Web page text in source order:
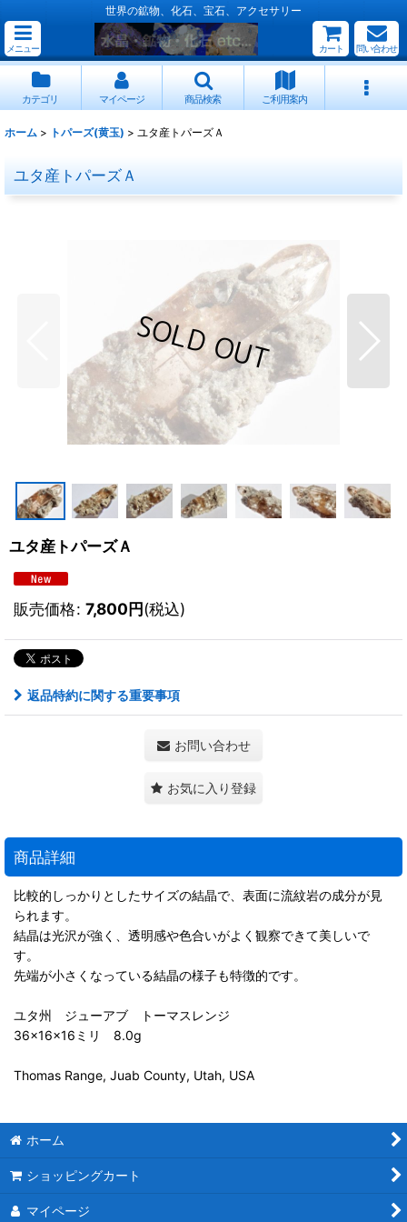
世界の鉱物、化石、宝石、アクセサリー
メニュー カート 問い合わせ
カテゴリ マイページ 商品検索 ご利用案内
ホーム > トパーズ(黄玉) > ユタ産トパーズＡ
ユタ産トパーズＡ
ユタ産トパーズＡ
販売価格: 7,800円(税込)
返品特約に関する重要事項
お問い合わせ
お気に入り登録
商品詳細
比較的しっかりとしたサイズの結晶で、表面に流紋岩の成分が見
られます。
結晶は光沢が強く、透明感や色合いがよく観察できて美しいで
す。
先端が小さくなっている結晶の様子も特徴的です。
ユタ州 ジューアブ トーマスレンジ
36×16×16ミリ 8.0g
Thomas Range, Juab County, Utah, USA
ホーム
ショッピングカート
マイページ